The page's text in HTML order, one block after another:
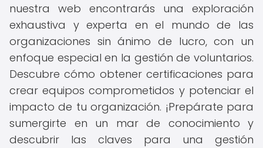
nuestra web encontrarás una exploración
exhaustiva y experta en el mundo de las
organizaciones sin ánimo de lucro, con un
enfoque especial en la gestión de voluntarios.
Descubre cómo obtener certificaciones para
crear equipos comprometidos y potenciar el
impacto de tu organización. ¡Prepárate para
sumergirte en un mar de conocimiento y
descubrir las claves para una gestión